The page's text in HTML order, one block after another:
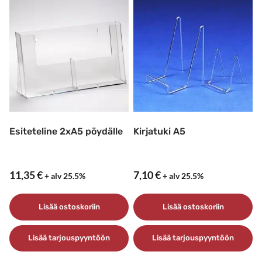
Esiteteline 2xA5 pöydälle
11,35€+ alv 25.5%
Lisää ostoskoriin
Lisää tarjouspyyntöön
Kirjatuki A5
7,10€+ alv 25.5%
Lisää ostoskoriin
Lisää tarjouspyyntöön